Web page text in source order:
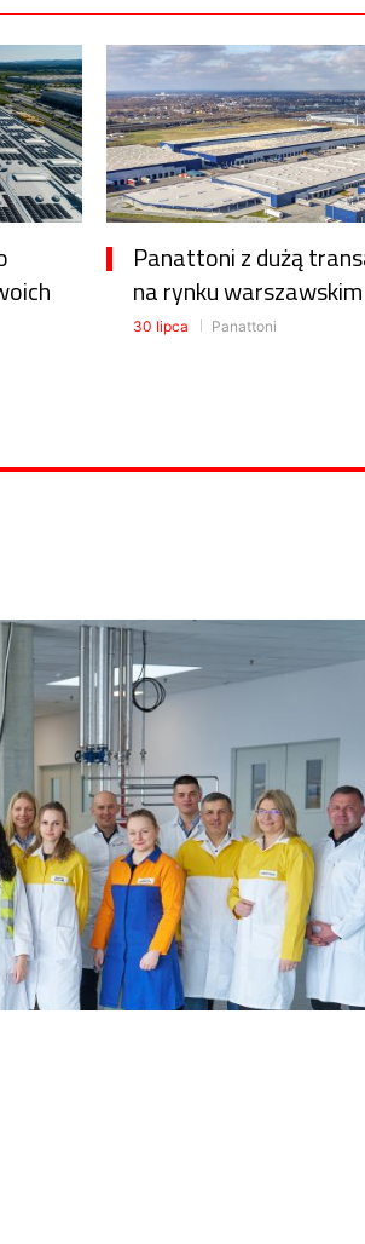
Panattoni z dużą
na rynku warszawskim
30 lipca Panattoni